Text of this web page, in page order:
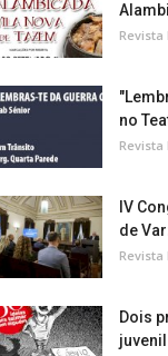
Revista
no
Revista
IV
de
Revista
Dois